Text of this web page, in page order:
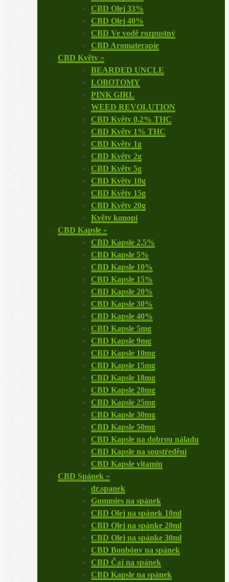
CBD Olej 33%
CBD Olej 40%
CBD Ve vodě rozpustný
CBD Aromaterapie
CBD Květy »
BEARDED UNCLE
LOBOTOMY
PINK GIRL
WEED REVOLUTION
CBD Květy 0,2% THC
CBD Květy 1% THC
CBD Květy 1g
CBD Květy 2g
CBD Květy 5g
CBD Květy 10g
CBD Květy 15g
CBD Květy 20g
Květy konopí
CBD Kapsle »
CBD Kapsle 2,5%
CBD Kapsle 5%
CBD Kapsle 10%
CBD Kapsle 15%
CBD Kapsle 20%
CBD Kapsle 30%
CBD Kapsle 40%
CBD Kapsle 5mg
CBD Kapsle 9mg
CBD Kapsle 10mg
CBD Kapsle 15mg
CBD Kapsle 18mg
CBD Kapsle 20mg
CBD Kapsle 25mg
CBD Kapsle 30mg
CBD Kapsle 50mg
CBD Kapsle na dobrou náladu
CBD Kapsle na soustŕedění
CBD Kapsle vitamín
CBD Spánek »
dr.spanek
Gummies na spánek
CBD Olej na spánek 10ml
CBD Olej na spánke 20ml
CBD Olej na spánke 30ml
CBD Bonbóny na spánek
CBD Čaj na spánek
CBD Kapsle na spánek